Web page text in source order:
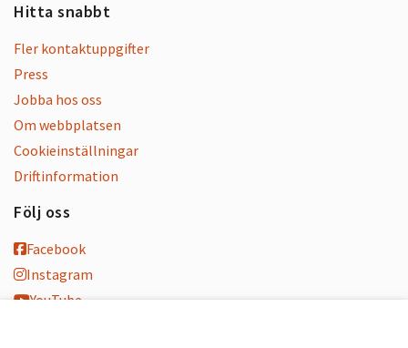
Hitta snabbt
Fler kontaktuppgifter
Press
Jobba hos oss
Om webbplatsen
Cookieinställningar
Driftinformation
Följ oss
Facebook
Instagram
YouTube